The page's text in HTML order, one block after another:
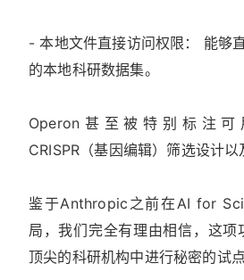
- 本地文件直接访问权限： 能够
的本地科研数据集。
Operon甚至被特别标注
CRISPR（基因编辑）筛选设计以
鉴于Anthropic之前在AI for
局，我们完全有理由相信，这项
顶尖的科研机构中进行秘密的试点